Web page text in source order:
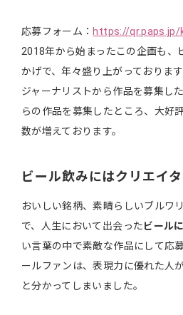
応募フォーム： https://qr.paps.jp/
2018年から始まったこの企画も、
かげで、年々盛り上がっておりま
ジャーナリストから作品を募集し
らの作品を募集したところ、大好
数が増えております。
ビール飲みにはクリエイ
おいしい銘柄、素晴らしいブルワ
で、人生において出会ったビール
い言葉の中で素敵な作品にして応
ールファンは、表現力に優れた人
と分かってしまいました。